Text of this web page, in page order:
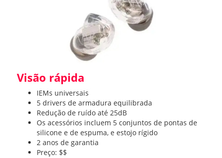
Visão rápida
IEMs universais
5 drivers de armadura equilibrada
Redução de ruído até 25dB
Os acessórios incluem 5 conjuntos de pontas de
silicone e de espuma, e estojo rígido
2 anos de garantia
Preço: $$